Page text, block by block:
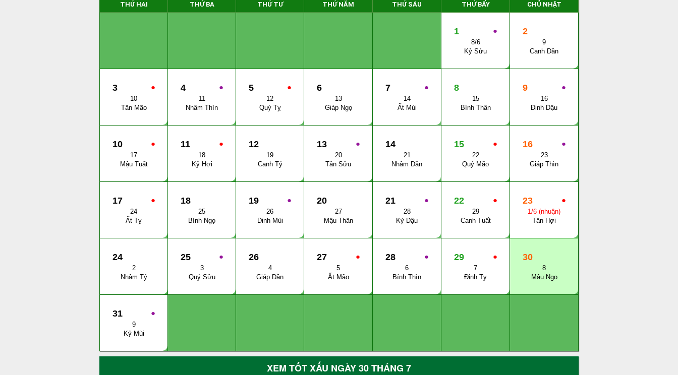
THỨ HAI THỨ BA THỨ TƯ THỨ NĂM THỨ SÁU THỨ BẨY CHỦ NHẬT
●
1
8/6
Kỷ Sửu
2
9
Canh Dần
●
3
10
Tân Mão
●
4
11
Nhâm Thìn
●
5
12
Quý Tỵ
6
13
Giáp Ngọ
●
7
14
Ất Mùi
8
15
Bính Thân
●
9
16
Đinh Dậu
●
10
17
Mậu Tuất
●
11
18
Kỷ Hợi
12
19
Canh Tý
●
13
20
Tân Sửu
14
21
Nhâm Dần
●
15
22
Quý Mão
●
16
23
Giáp Thìn
●
17
24
Ất Tỵ
18
25
Bính Ngọ
●
19
26
Đinh Mùi
20
27
Mậu Thân
●
21
28
Kỷ Dậu
●
22
29
Canh Tuất
●
23
1/6 (nhuận)
Tân Hợi
24
2
Nhâm Tý
●
25
3
Quý Sửu
26
4
Giáp Dần
●
27
5
Ất Mão
●
28
6
Bính Thìn
●
29
7
Đinh Tỵ
30
8
Mậu Ngọ
●
31
9
Kỷ Mùi
XEM TỐT XẤU NGÀY 30 THÁNG 7